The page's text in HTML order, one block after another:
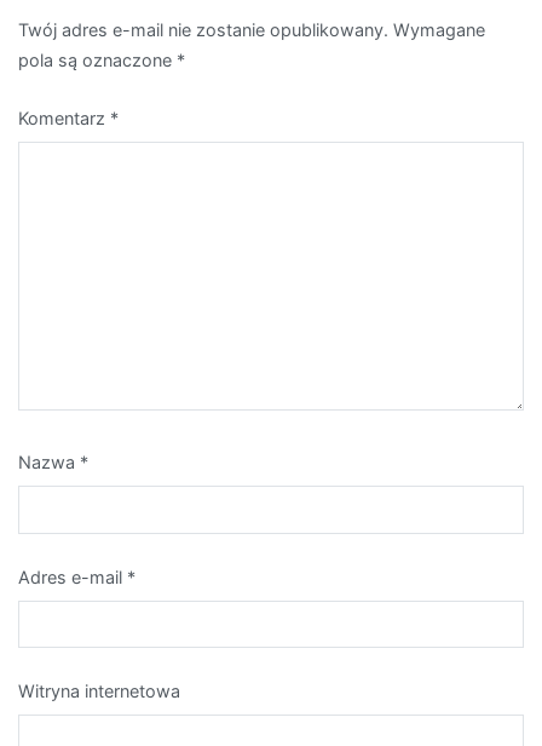
Twój adres e-mail nie zostanie opublikowany. Wymagane
pola są oznaczone *
Komentarz *
Nazwa *
Adres e-mail *
Witryna internetowa